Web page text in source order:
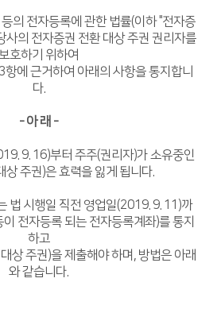
의 전자등록에 관한 법률(이하 "전자증
사의 전자증권 전환 대상 주권 권리자를
호하기 위하여
에 근거하여 아래의 사항을 통지합니
다.
- 아 래 -
9. 16)부터 주주(권리자)가 소유중인
상 주권)은 효력을 잃게 됩니다.
법 시행일 직전 영업일(2019. 9. 11)까
전자등록 되는 전자등록계좌)를 통지
하고
상 주권)을 제출해야 하며, 방법은 아래
와 같습니다.